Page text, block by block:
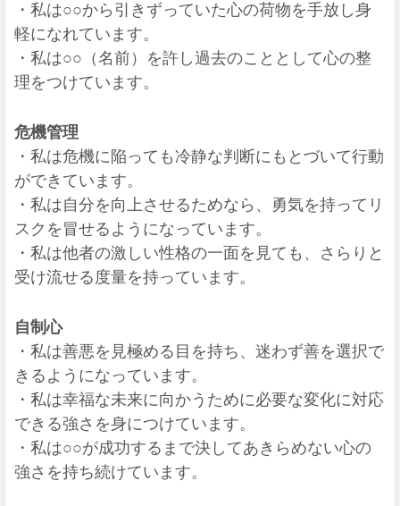
・私は○○から引きずっていた心の荷物を手放し身
軽になれています。
・私は○○（名前）を許し過去のこととして心の整
理をつけています。
危機管理
・私は危機に陥っても冷静な判断にもとづいて行動
ができています。
・私は自分を向上させるためなら、勇気を持ってリ
スクを冒せるようになっています。
・私は他者の激しい性格の一面を見ても、さらりと
受け流せる度量を持っています。
自制心
・私は善悪を見極める目を持ち、迷わず善を選択で
きるようになっています。
・私は幸福な未来に向かうために必要な変化に対応
できる強さを身につけています。
・私は○○が成功するまで決してあきらめない心の
強さを持ち続けています。